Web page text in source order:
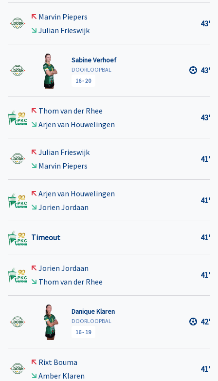
Marvin Piepers
Julian Frieswijk
43'
Sabine Verhoef
DOORLOOPBAL
16-20
43'
Thom van der Rhee
Arjen van Houwelingen
43'
Julian Frieswijk
Marvin Piepers
41'
Arjen van Houwelingen
Jorien Jordaan
41'
Timeout 41'
Jorien Jordaan
Thom van der Rhee
41'
Danique Klaren
DOORLOOPBAL
16- 19
42'
Rixt Bouma
Amber Klaren
41'